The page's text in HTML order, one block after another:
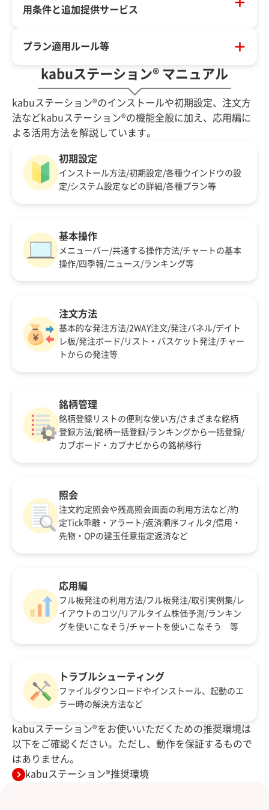
用条件と追加提供サービス
プラン適用ルール等
kabuステーション® マニュアル
kabuステーション®のインストールや初期設定、注文方
法などkabuステーション®の機能全般に加え、応用編に
よる活用方法を解説しています。
初期設定
インストール方法/初期設定/各種ウインドウの設
定/システム設定などの詳細/各種プラン等
基本操作
メニューバー/共通する操作方法/チャートの基本
操作/四季報/ニュース/ランキング等
注文方法
基本的な発注方法/2WAY注文/発注パネル/デイト
レ板/発注ボード/リスト・バスケット発注/チャー
トからの発注等
銘柄管理
銘柄登録リストの便利な使い方/さまざまな銘柄
登録方法/銘柄一括登録/ランキングから一括登録/
カブボード・カブナビからの銘柄移行
照会
注文約定照会や残高照会画面の利用方法など/約
定Tick乖離・アラート/返済順序フィルタ/信用・
先物・OPの建玉任意指定返済など
応用編
フル板発注の利用方法/フル板発注/取引実例集/レ
イアウトのコツ/リアルタイム株価予測/ランキン
グを使いこなそう/チャートを使いこなそう 等
トラブルシューティング
ファイルダウンロードやインストール、起動のエ
ラー時の解決方法など
kabuステーション®をお使いいただくための推奨環境は
以下をご確認ください。ただし、動作を保証するもので
はありません。
kabuステーション®推奨環境